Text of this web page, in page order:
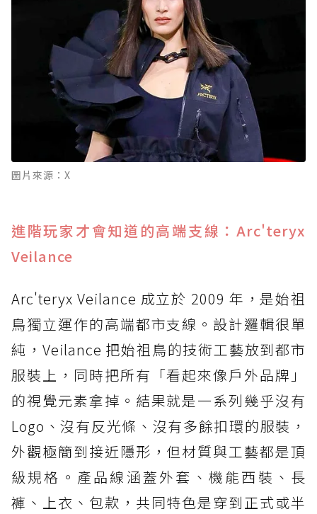
圖片來源：X
進階玩家才會知道的高端支線：Arc'teryx
Veilance
Arc'teryx Veilance 成立於 2009 年，是始祖
鳥獨立運作的高端都市支線。設計邏輯很單
純，Veilance 把始祖鳥的技術工藝放到都市
服裝上，同時把所有「看起來像戶外品牌」
的視覺元素拿掉。結果就是一系列幾乎沒有
Logo、沒有反光條、沒有多餘扣環的服裝，
外觀極簡到接近隱形，但材質與工藝都是頂
級規格。產品線涵蓋外套、機能西裝、長
褲、上衣、包款，共同特色是穿到正式或半